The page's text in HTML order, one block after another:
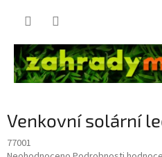
Venkovní solární
77001